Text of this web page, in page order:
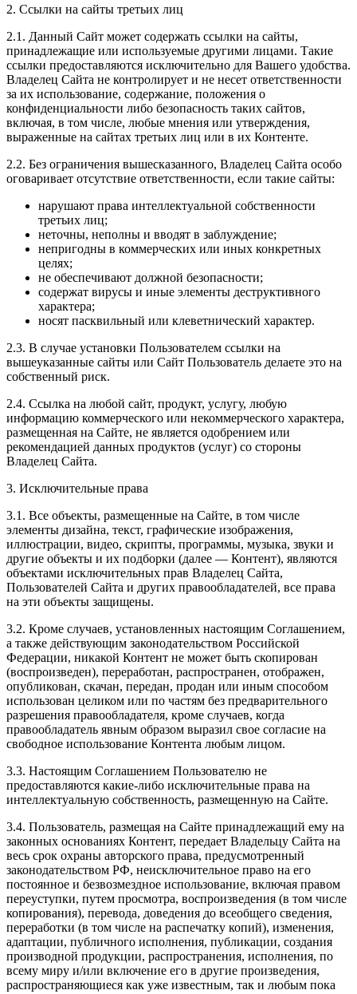
2. Ссылки на сайты третьих лиц
2.1. Данный Сайт может содержать ссылки на сайты,
принадлежащие или используемые другими лицами. Такие
ссылки предоставляются исключительно для Вашего удобства.
Владелец Сайта не контролирует и не несет ответственности
за их использование, содержание, положения о
конфиденциальности либо безопасность таких сайтов,
включая, в том числе, любые мнения или утверждения,
выраженные на сайтах третьих лиц или в их Контенте.
2.2. Без ограничения вышесказанного, Владелец Сайта особо
оговаривает отсутствие ответственности, если такие сайты:
нарушают права интеллектуальной собственности
третьих лиц;
неточны, неполны и вводят в заблуждение;
непригодны в коммерческих или иных конкретных
целях;
не обеспечивают должной безопасности;
содержат вирусы и иные элементы деструктивного
характера;
носят пасквильный или клеветнический характер.
2.3. В случае установки Пользователем ссылки на
вышеуказанные сайты или Сайт Пользователь делаете это на
собственный риск.
2.4. Ссылка на любой сайт, продукт, услугу, любую
информацию коммерческого или некоммерческого характера,
размещенная на Сайте, не является одобрением или
рекомендацией данных продуктов (услуг) со стороны
Владелец Сайта.
3. Исключительные права
3.1. Все объекты, размещенные на Сайте, в том числе
элементы дизайна, текст, графические изображения,
иллюстрации, видео, скрипты, программы, музыка, звуки и
другие объекты и их подборки (далее — Контент), являются
объектами исключительных прав Владелец Сайта,
Пользователей Сайта и других правообладателей, все права
на эти объекты защищены.
3.2. Кроме случаев, установленных настоящим Соглашением,
а также действующим законодательством Российской
Федерации, никакой Контент не может быть скопирован
(воспроизведен), переработан, распространен, отображен,
опубликован, скачан, передан, продан или иным способом
использован целиком или по частям без предварительного
разрешения правообладателя, кроме случаев, когда
правообладатель явным образом выразил свое согласие на
свободное использование Контента любым лицом.
3.3. Настоящим Соглашением Пользователю не
предоставляются какие-либо исключительные права на
интеллектуальную собственность, размещенную на Сайте.
3.4. Пользователь, размещая на Сайте принадлежащий ему на
законных основаниях Контент, передает Владельцу Сайта на
весь срок охраны авторского права, предусмотренный
законодательством РФ, неисключительное право на его
постоянное и безвозмездное использование, включая правом
переуступки, путем просмотра, воспроизведения (в том числе
копирования), перевода, доведения до всеобщего сведения,
переработки (в том числе на распечатку копий), изменения,
адаптации, публичного исполнения, публикации, создания
производной продукции, распространения, исполнения, по
всему миру и/или включение его в другие произведения,
распространяющиеся как уже известным, так и любым пока